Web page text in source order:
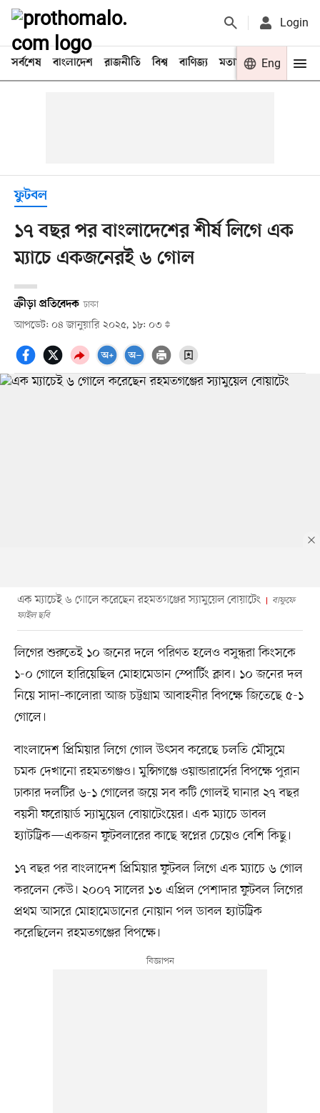
Login
সর্বশেষ বাংলাদেশ রাজনীতি বিশ্ব বাণিজ্য মতামত খেলা
Eng
ফুটবল
১৭ বছর পর বাংলাদেশের শীর্ষ লিগে এক
ম্যাচে একজনেরই ৬ গোল
ক্রীড়া প্রতিবেদক ঢাকা
আপডেট: ০৪ জানুয়ারি ২০২৫, ১৮: ০৩
এক ম্যাচেই ৬ গোলে করেছেন রহমতগঞ্জের স্যামুয়েল বোয়াটেং
বাফুফে
ফাইল ছবি
লিগের শুরুতেই ১০ জনের দলে পরিণত হলেও বসুন্ধরা কিংসকে
১-০ গোলে হারিয়েছিল মোহামেডান স্পোর্টিং ক্লাব। ১০ জনের দল
নিয়ে সাদা–কালোরা আজ চট্টগ্রাম আবাহনীর বিপক্ষে জিতেছে ৫-১
গোলে।
বাংলাদেশ প্রিমিয়ার লিগে গোল উৎসব করেছে চলতি মৌসুমে
চমক দেখানো রহমতগঞ্জও। মুন্সিগঞ্জে ওয়ান্ডারার্সের বিপক্ষে পুরান
ঢাকার দলটির ৬-১ গোলের জয়ে সব কটি গোলই ঘানার ২৭ বছর
বয়সী ফরোয়ার্ড স্যামুয়েল বোয়াটেংয়ের। এক ম্যাচে ডাবল
হ্যাটট্রিক—একজন ফুটবলারের কাছে স্বপ্নের চেয়েও বেশি কিছু।
১৭ বছর পর বাংলাদেশ প্রিমিয়ার ফুটবল লিগে এক ম্যাচে ৬ গোল
করলেন কেউ। ২০০৭ সালের ১৩ এপ্রিল পেশাদার ফুটবল লিগের
প্রথম আসরে মোহামেডানের নোয়ান পল ডাবল হ্যাটট্রিক
করেছিলেন রহমতগঞ্জের বিপক্ষে।